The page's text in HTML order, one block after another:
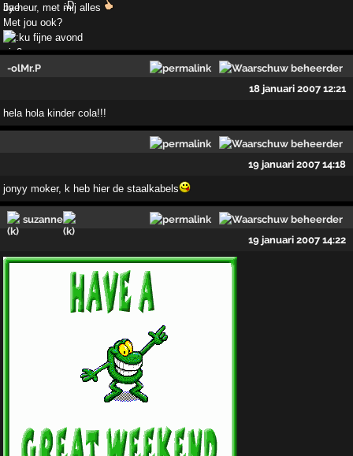
Ja heur, met mij alles
Met jou ook?
fijne avond
-olMr.P
18 januari 2007 12:21
hela hola kinder cola!!!
19 januari 2007 14:18
jonyy moker, k heb hier de staalkabels
suzanne
19 januari 2007 14:22